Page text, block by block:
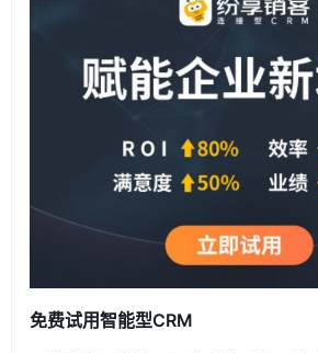
免费试用智能型CRM